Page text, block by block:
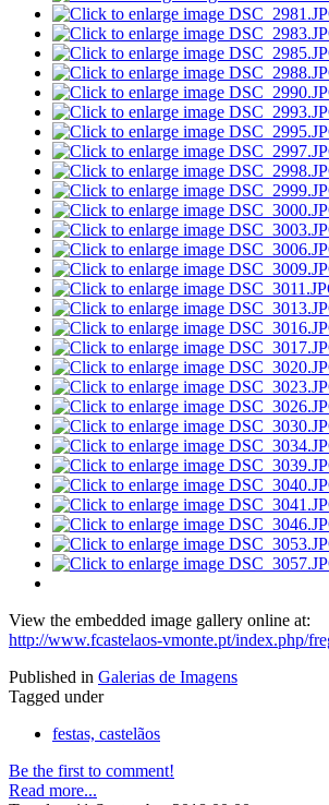
View the embedded image gallery online at:
http://www.fcastelaos-vmonte.pt/index.php/
Published in Galerias de Imagens
Tagged under
festas, castelãos
Be the first to comment!
Read more...